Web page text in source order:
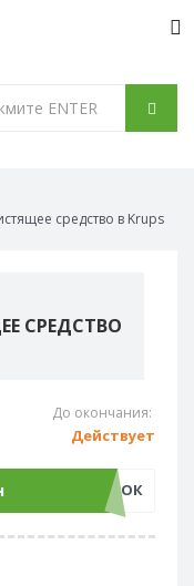
средство в Krups
СРЕДСТВО
До окончания:
Действует
ПОДАРОК